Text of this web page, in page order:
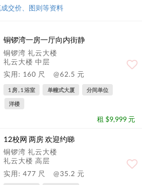
交价、图则等资料
铜锣湾一房一厅向内街静
铜锣湾 礼云大楼
礼云大楼 中层
实用: 160 尺
@62.5 元
1 房 , 1 浴室 单幢式大厦 分间单位
洋楼
租 $9,999 元
12校网 两房 欢迎约睇
铜锣湾 礼云大楼
礼云大楼 高层
实用: 477 尺
@35.2 元